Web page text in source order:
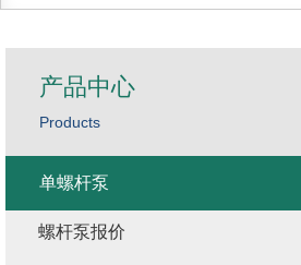
产品中心
Products
单螺杆泵
螺杆泵报价